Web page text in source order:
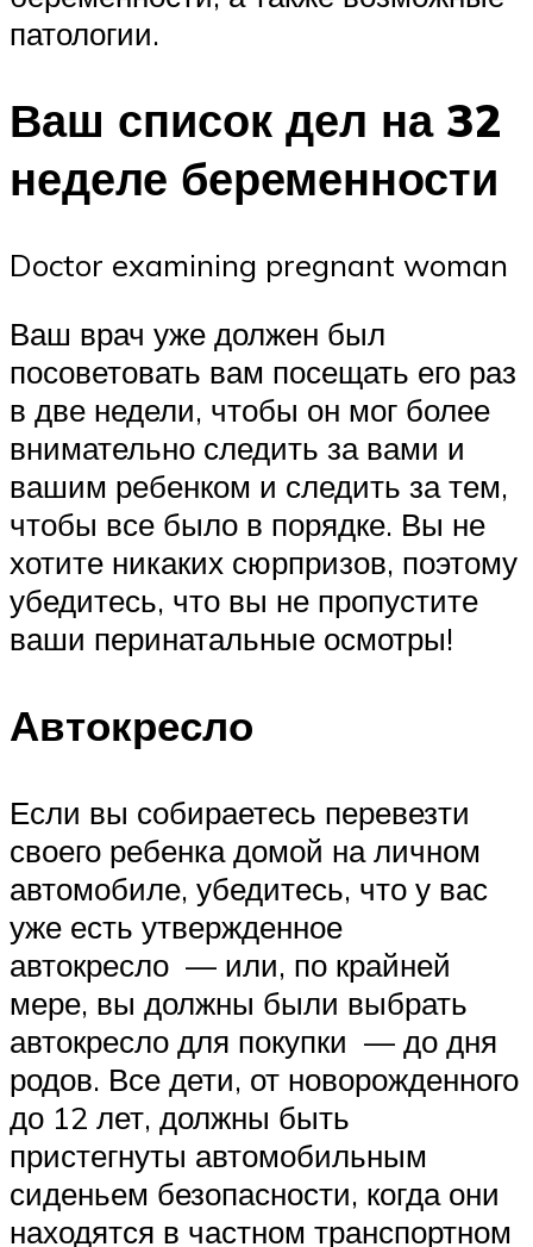
патологии.
Ваш список дел на 32
неделе беременности
Doctor examining pregnant woman
Ваш врач уже должен был
посоветовать вам посещать его раз
в две недели, чтобы он мог более
внимательно следить за вами и
вашим ребенком и следить за тем,
чтобы все было в порядке. Вы не
хотите никаких сюрпризов, поэтому
убедитесь, что вы не пропустите
ваши перинатальные осмотры!
Автокресло
Если вы собираетесь перевезти
своего ребенка домой на личном
автомобиле, убедитесь, что у вас
уже есть утвержденное
автокресло — или, по крайней
мере, вы должны были выбрать
автокресло для покупки — до дня
родов. Все дети, от новорожденного
до 12 лет, должны быть
пристегнуты автомобильным
сиденьем безопасности, когда они
находятся в частном транспортном